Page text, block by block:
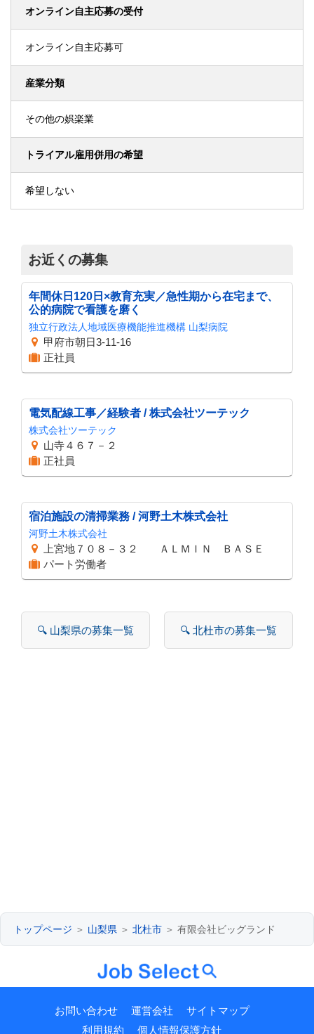
オンライン自主応募の受付
オンライン自主応募可
産業分類
その他の娯楽業
トライアル雇用併用の希望
希望しない
お近くの募集
年間休日120日×教育充実／急性期から在宅まで、
公的病院で看護を磨く
独立行政法人地域医療機能推進機構 山梨病院
甲府市朝日3-11-16
正社員
電気配線工事／経験者 / 株式会社ツーテック
株式会社ツーテック
山寺４６７－２
正社員
宿泊施設の清掃業務 / 河野土木株式会社
河野土木株式会社
上宮地７０８－３２ ＡＬＭＩＮ ＢＡＳＥ
パート労働者
🔍 山梨県の募集一覧 🔍 北杜市の募集一覧
トップページ ＞ 山梨県 ＞ 北杜市 ＞ 有限会社ビッグランド
お問い合わせ 運営会社
サイトマップ
利用規約
個人情報保護方針